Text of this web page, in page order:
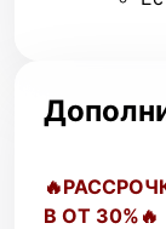
В ОT 30%🔥